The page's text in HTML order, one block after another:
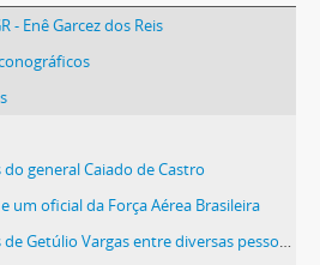
- Enê Garcez dos Reis
general Caiado de Castro
um oficial da Força Aérea Brasileira
diversas pessoas, possivelmente durante a campanha presidencial de 1950